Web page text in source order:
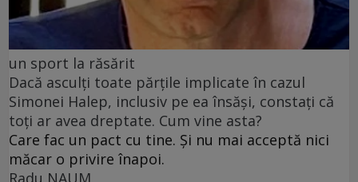
un sport la răsărit
Dacă asculți toate părțile implicate în cazul
Simonei Halep, inclusiv pe ea însăși, constați că
toți ar avea dreptate. Cum vine asta?
Care fac un pact cu tine. Și nu mai acceptă nici
măcar o privire înapoi.
Radu NAUM